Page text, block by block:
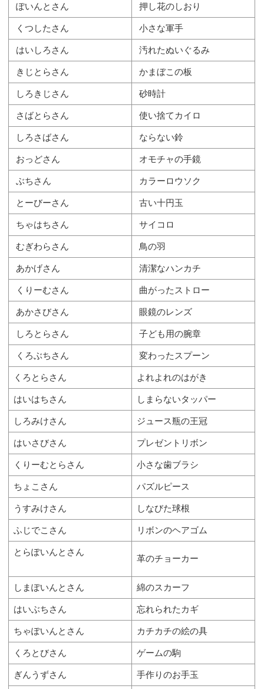
ぽいんとさん 押し花のしおり
くつしたさん 小さな軍手
はいしろさん 汚れたぬいぐるみ
きじとらさん かまぼこの板
しろきじさん 砂時計
さばとらさん 使い捨てカイロ
しろさばさん ならない鈴
おっどさん オモチャの手鏡
ぶちさん カラーロウソク
とーびーさん 古い十円玉
ちゃはちさん サイコロ
むぎわらさん 鳥の羽
あかげさん 清潔なハンカチ
くりーむさん 曲がったストロー
あかさびさん 眼鏡のレンズ
しろとらさん 子ども用の腕章
くろぶちさん 変わったスプーン
くろとらさん よれよれのはがき
はいはちさん しまらないタッパー
しろみけさん ジュース瓶の王冠
はいさびさん プレゼントリボン
くりーむとらさん 小さな歯ブラシ
ちょこさん パズルピース
うすみけさん しなびた球根
ふじでこさん リボンのヘアゴム
とらぽいんとさん
革のチョーカー
しまぽいんとさん 綿のスカーフ
はいぶちさん 忘れられたカギ
ちゃぽいんとさん カチカチの絵の具
くろとびさん ゲームの駒
ぎんうずさん 手作りのお手玉